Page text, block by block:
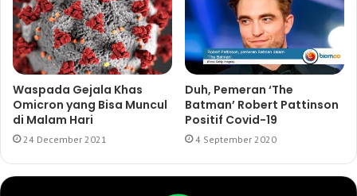
Waspada Gejala Khas
Omicron yang Bisa Muncul
di Malam Hari
24 December 2021
Duh, Pemeran ‘The
Batman’ Robert Pattinson
Positif Covid-19
4 September 2020